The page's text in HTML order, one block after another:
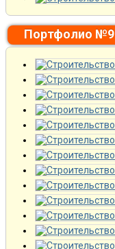
Портфолио №9